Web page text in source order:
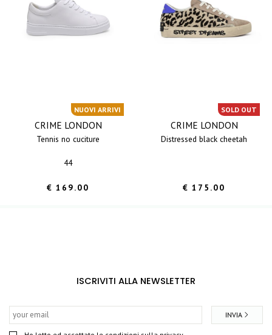
NUOVI ARRIVI
CRIME LONDON
tennis no cuciture
44
€ 169.00
SOLD OUT
CRIME LONDON
distressed black cheetah
€ 175.00
ISCRIVITI ALLA NEWSLETTER
INVIA